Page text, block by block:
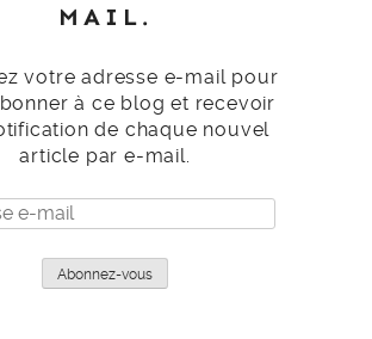
MAIL.
votre adresse e-mail pour
à ce blog et recevoir
de chaque nouvel
article par e-mail.
Abonnez-vous